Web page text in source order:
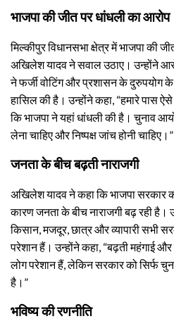
भाजपा की जीत पर धांधली का आरोप
मिल्कीपुर विधानसभा क्षेत्र में भाजपा की
अखिलेश यादव ने सवाल उठाए। उन्होंने
ने फर्जी वोटिंग और प्रशासन के दुरुपयोग
हासिल की है। उन्होंने कहा, “हमारे पास
कि भाजपा ने यहां धांधली की है। चुनाव
लेना चाहिए और निष्पक्ष जांच होनी चाहिए।”
जनता के बीच बढ़ती नाराजगी
अखिलेश यादव ने कहा कि भाजपा सरकार
कारण जनता के बीच नाराजगी बढ़ रही है।
किसान, मजदूर, छात्र और व्यापारी सभी
परेशान हैं। उन्होंने कहा, “बढ़ती महंगाई
लोग परेशान हैं, लेकिन सरकार को सिर्फ
है।”
भविष्य की रणनीति